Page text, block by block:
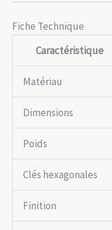
Fiche Technique
Caractéristique
Matériau
Dimensions
Poids
Clés hexagonales
Finition